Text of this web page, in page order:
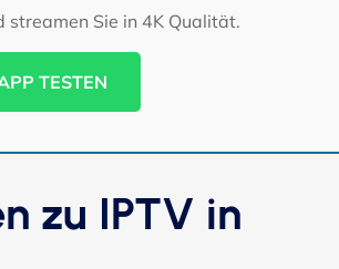
streamen Sie in 4K Qualität.
TESTEN
zu IPTV in